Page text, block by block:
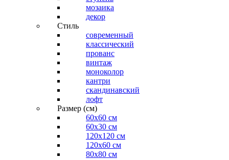
мозаика
декор
Стиль
современный
классический
прованс
винтаж
моноколор
кантри
скандинавский
лофт
Размер (см)
60х60 см
60x30 см
120x120 см
120x60 см
80x80 см